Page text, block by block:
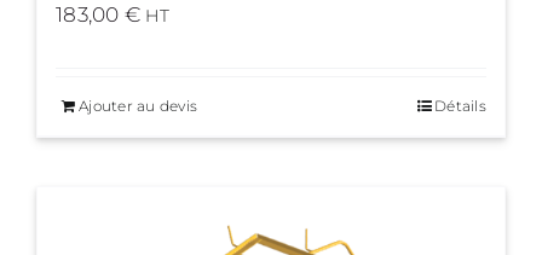
183,00 € HT
Ajouter au devis Détails